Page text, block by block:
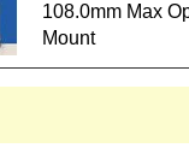
108.0mm Max
Mount